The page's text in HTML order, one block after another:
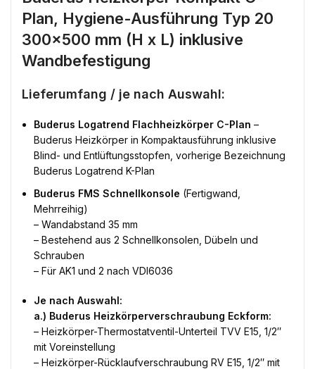
Plan, Hygiene-Ausführung Typ 20
300×500 mm (H x L) inklusive
Wandbefestigung
Lieferumfang / je nach Auswahl:
Buderus Logatrend Flachheizkörper C-Plan –
Buderus Heizkörper in Kompaktausführung inklusive
Blind- und Entlüftungsstopfen, vorherige Bezeichnung
Buderus Logatrend K-Plan
Buderus FMS Schnellkonsole (Fertigwand,
Mehrreihig)
– Wandabstand 35 mm
– Bestehend aus 2 Schnellkonsolen, Dübeln und
Schrauben
– Für AK1 und 2 nach VDI6036
Je nach Auswahl:
a.) Buderus Heizkörperverschraubung Eckform:
– Heizkörper-Thermostatventil-Unterteil TVV E15, 1/2″
mit Voreinstellung
– Heizkörper-Rücklaufverschraubung RV E15, 1/2″ mit